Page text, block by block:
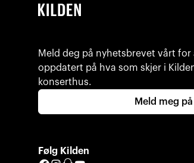
Meld deg på nyhetsbrevet vårt for
oppdatert på hva som skjer i
konserthus.
Meld meg på
Følg Kilden